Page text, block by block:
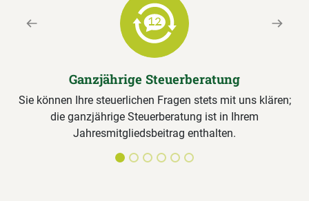
Ganzjährige Steuerberatung
Sie können Ihre steuerlichen Fragen stets mit uns klären;
die ganzjährige Steuerberatung ist in Ihrem
Jahresmitgliedsbeitrag enthalten.
Previous Next